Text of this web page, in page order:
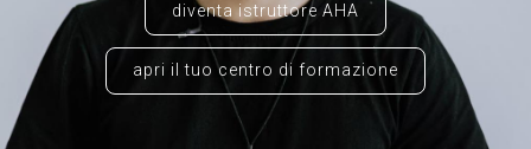
diventa istruttore AHA
apri il tuo centro di formazione